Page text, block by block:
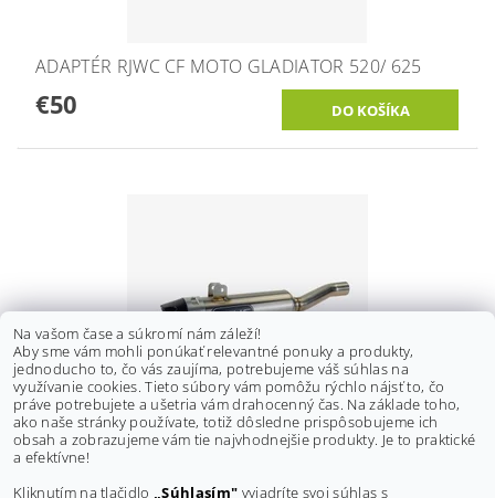
ADAPTÉR RJWC CF MOTO GLADIATOR 520/ 625
€50
KONCOVKA VÝFUKU RJWC KROSSFLOW CF MOTO
GLADIATOR 500/ 520/ 550 SINGLE SLIPON
Na vašom čase a súkromí nám záleží!
Aby sme vám mohli ponúkať relevantné ponuky a produkty,
jednoducho to, čo vás zaujíma, potrebujeme váš súhlas na
využívanie cookies. Tieto súbory vám pomôžu rýchlo nájsť to, čo
práve potrebujete a ušetria vám drahocenný čas. Na základe toho,
ako naše stránky používate, totiž dôsledne prispôsobujeme ich
obsah a zobrazujeme vám tie najvhodnejšie produkty. Je to praktické
a efektívne!
Kliknutím na tlačidlo „Súhlasím" vyjadríte svoj súhlas s